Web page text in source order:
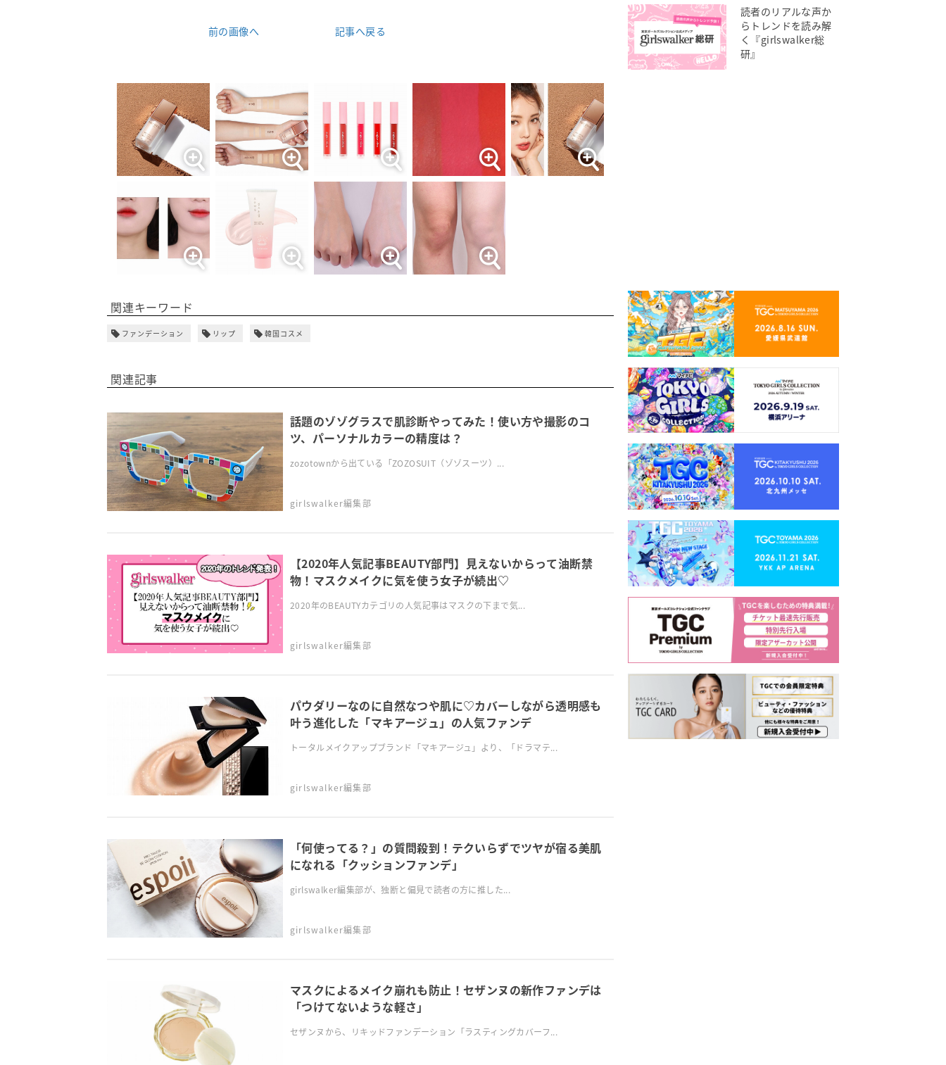
前の画像へ 記事へ戻る
関連キーワード
ファンデーション リップ 韓国コスメ
関連記事
話題のゾゾグラスで肌診断やってみた！使い方や撮影のコ
ツ、パーソナルカラーの精度は？
zozotownから出ている「ZOZOSUIT（ゾゾスーツ）...
girlswalker編集部
【2020年人気記事BEAUTY部門】見えないからって油断禁
物！マスクメイクに気を使う女子が続出♡
2020年のBEAUTYカテゴリの人気記事はマスクの下まで気...
girlswalker編集部
パウダリーなのに自然なつや肌に♡カバーしながら透明感も
叶う進化した「マキアージュ」の人気ファンデ
トータルメイクアップブランド「マキアージュ」より、「ドラマテ...
girlswalker編集部
「何使ってる？」の質問殺到！テクいらずでツヤが宿る美肌
になれる「クッションファンデ」
girlswalker編集部が、独断と偏見で読者の方に推した...
girlswalker編集部
マスクによるメイク崩れも防止！セザンヌの新作ファンデは
「つけてないような軽さ」
セザンヌから、リキッドファンデーション「ラスティングカバーフ...
読者のリアルな声か
らトレンドを読み解
く『girlswalker総
研』